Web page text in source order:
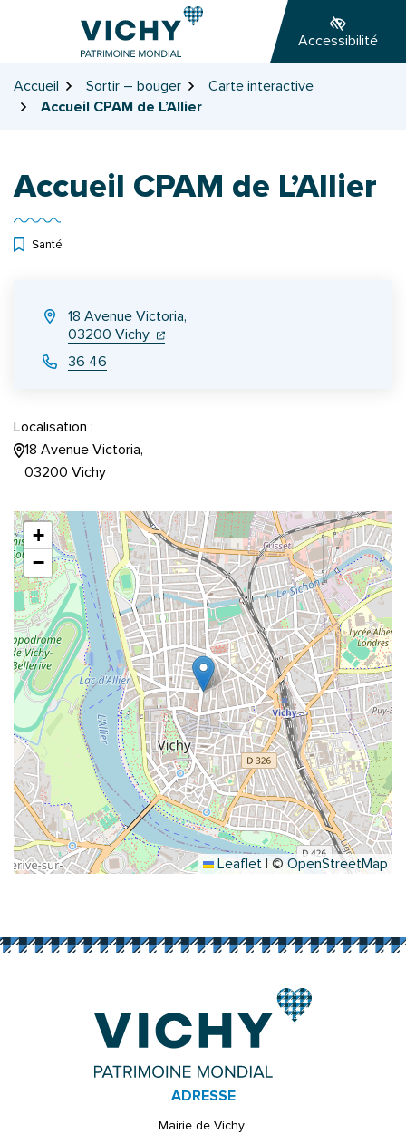
page
Accessibilité
Accueil Sortir – bouger
Carte interactive
Accueil CPAM de L’Allier
Accueil CPAM de L’Allier
Santé
18 Avenue Victoria,
03200 Vichy (ouverture dans un nouvel onglet)
(ouverture dans un nouvel onglet)
36 46
Localisation :
18 Avenue Victoria,
03200 Vichy
+
−
Leaflet | © OpenStreetMap
ADRESSE
Mairie de Vichy